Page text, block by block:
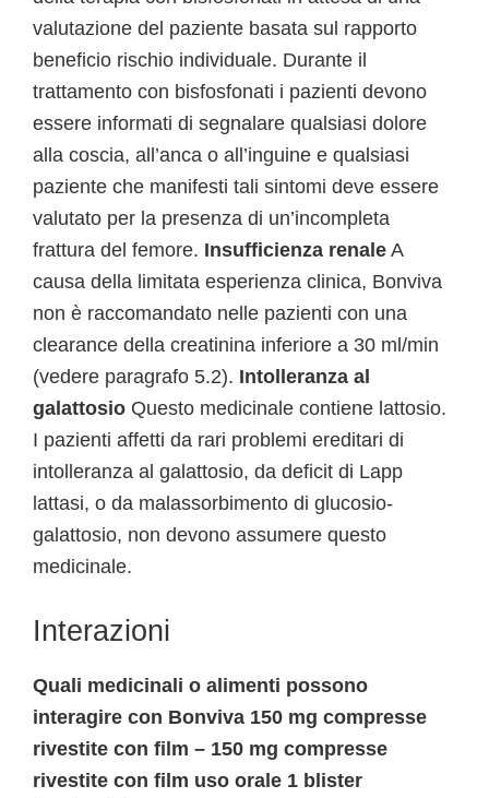
valutazione del paziente basata sul rapporto
beneficio rischio individuale. Durante il
trattamento con bisfosfonati i pazienti devono
essere informati di segnalare qualsiasi dolore
alla coscia, all’anca o all’inguine e qualsiasi
paziente che manifesti tali sintomi deve essere
valutato per la presenza di un’incompleta
frattura del femore. Insufficienza renale A
causa della limitata esperienza clinica, Bonviva
non è raccomandato nelle pazienti con una
clearance della creatinina inferiore a 30 ml/min
(vedere paragrafo 5.2). Intolleranza al
galattosio Questo medicinale contiene lattosio.
I pazienti affetti da rari problemi ereditari di
intolleranza al galattosio, da deficit di Lapp
lattasi, o da malassorbimento di glucosio-
galattosio, non devono assumere questo
medicinale.
Interazioni
Quali medicinali o alimenti possono
interagire con Bonviva 150 mg compresse
rivestite con film – 150 mg compresse
rivestite con film uso orale 1 blister